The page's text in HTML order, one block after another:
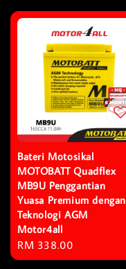
Bateri Motosikal
MOTOBATT Quadflex
MB9U Penggantian
Yuasa Premium dengan
Teknologi AGM
Motor4all
Regular
price
RM 338.00